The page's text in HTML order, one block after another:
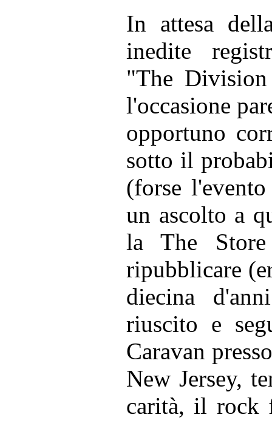
In attesa
inedite
"The
l'occasione
opportuno
sotto il
(forse
un ascolto a
la The
ripubblicare
diecina
riuscito e
Caravan
New Jersey,
carità, il rock